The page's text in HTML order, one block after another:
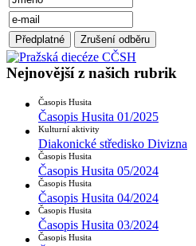
Nejnovější z našich rubrik
Časopis Husita
Časopis Husita 01/2025
Kulturní aktivity
Diakonické středisko Divizna
Časopis Husita
Časopis Husita 05/2024
Časopis Husita
Časopis Husita 04/2024
Časopis Husita
Časopis Husita 03/2024
Časopis Husita